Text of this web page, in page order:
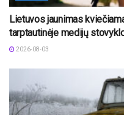
Lietuvos jaunimas
tarptautinėje medijų
2026-08-03